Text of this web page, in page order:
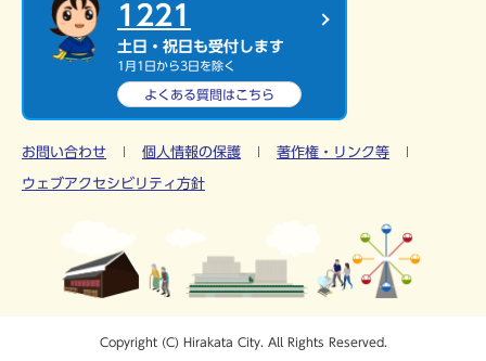
1221
土日・祝日も受付します
1月1日から3日を除く
よくある質問はこちら
お問い合わせ 個人情報の保護 著作権・リンク等
ウェブアクセシビリティ方針
Copyright (C) Hirakata City. All Rights Reserved.